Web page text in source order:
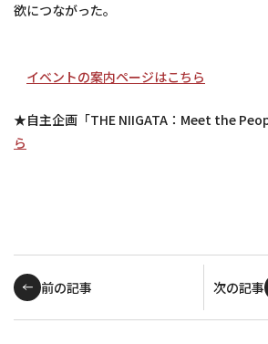
欲につながった。
イベントの案内ページはこちら
★自主企画「THE NIIGATA：Meet the
ら
前の記事 次の記事